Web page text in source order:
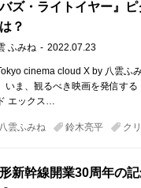
バズ・ライトイヤー』
？
ふみね 2022.07.23
cinema cloud X by 八雲
いま、観るべき映画を発信す
エックス…
八雲ふみね 鈴木亮平 ク
新幹線開業30周年の